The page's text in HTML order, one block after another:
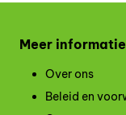
Meer informatie
Over ons
Beleid en